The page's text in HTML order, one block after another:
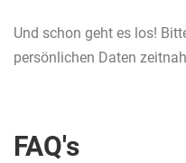
Und schon geht es los!
persönlichen Daten
FAQ's